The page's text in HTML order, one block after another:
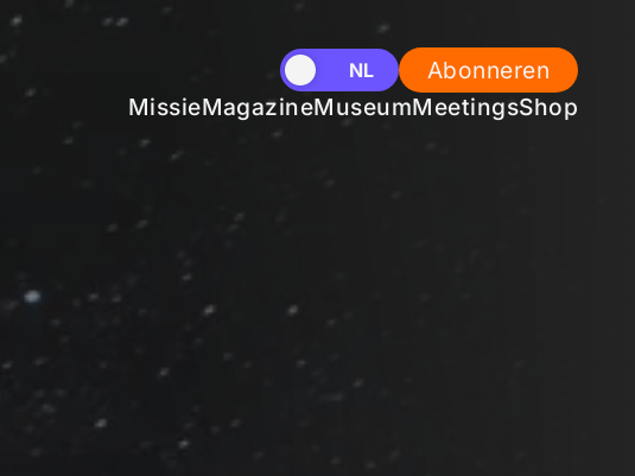
EN NL
Abonneren
MissieMagazineMuseumMeetingsShop